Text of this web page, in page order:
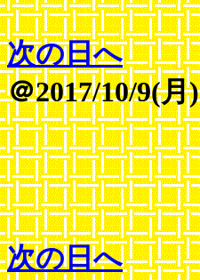
次の日へ
＠2017/10/9(月)
次の日へ